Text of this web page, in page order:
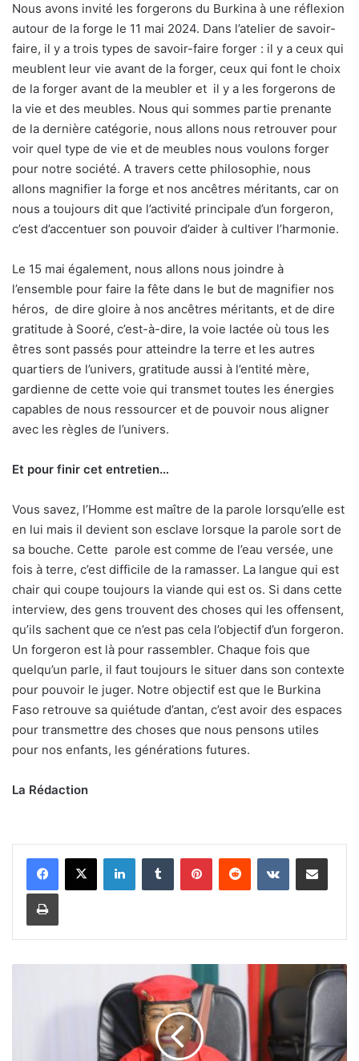
Nous avons invité les forgerons du Burkina à une réflexion
autour de la forge le 11 mai 2024. Dans l’atelier de savoir-
faire, il y a trois types de savoir-faire forger : il y a ceux qui
meublent leur vie avant de la forger, ceux qui font le choix
de la forger avant de la meubler et il y a les forgerons de
la vie et des meubles. Nous qui sommes partie prenante
de la dernière catégorie, nous allons nous retrouver pour
voir quel type de vie et de meubles nous voulons forger
pour notre société. A travers cette philosophie, nous
allons magnifier la forge et nos ancêtres méritants, car on
nous a toujours dit que l’activité principale d’un forgeron,
c’est d’accentuer son pouvoir d’aider à cultiver l’harmonie.
Le 15 mai également, nous allons nous joindre à
l’ensemble pour faire la fête dans le but de magnifier nos
héros, de dire gloire à nos ancêtres méritants, et de dire
gratitude à Sooré, c’est-à-dire, la voie lactée où tous les
êtres sont passés pour atteindre la terre et les autres
quartiers de l’univers, gratitude aussi à l’entité mère,
gardienne de cette voie qui transmet toutes les énergies
capables de nous ressourcer et de pouvoir nous aligner
avec les règles de l’univers.
Et pour finir cet entretien…
Vous savez, l’Homme est maître de la parole lorsqu’elle est
en lui mais il devient son esclave lorsque la parole sort de
sa bouche. Cette parole est comme de l’eau versée, une
fois à terre, c’est difficile de la ramasser. La langue qui est
chair qui coupe toujours la viande qui est os. Si dans cette
interview, des gens trouvent des choses qui les offensent,
qu’ils sachent que ce n’est pas cela l’objectif d’un forgeron.
Un forgeron est là pour rassembler. Chaque fois que
quelqu’un parle, il faut toujours le situer dans son contexte
pour pouvoir le juger. Notre objectif est que le Burkina
Faso retrouve sa quiétude d’antan, c’est avoir des espaces
pour transmettre des choses que nous pensons utiles
pour nos enfants, les générations futures.
La Rédaction